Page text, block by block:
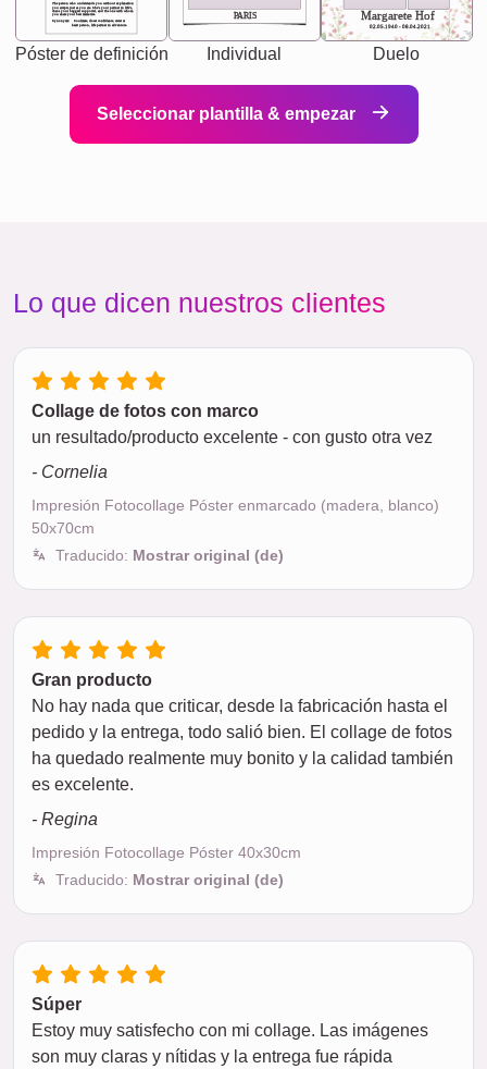
Synonyms: Soulmate, closet confidante, sister at
heart person, life partner in adventure.
The person who understands you without explanation
you accepts just as you are. She's your partner in life's,
chaos your biggest supporter, and the one with whom
you share your best memories.
Póster de definición
PARIS
Individual
Margarete Hof
02.05.1940 - 08.04.2021
Duelo
Seleccionar plantilla & empezar
Lo que dicen nuestros clientes
Collage de fotos con marco
un resultado/producto excelente - con gusto otra vez
- Cornelia
Impresión Fotocollage Póster enmarcado (madera, blanco)
50x70cm
Traducido: Mostrar original (de)
Gran producto
No hay nada que criticar, desde la fabricación hasta el
pedido y la entrega, todo salió bien. El collage de fotos
ha quedado realmente muy bonito y la calidad también
es excelente.
- Regina
Impresión Fotocollage Póster 40x30cm
Traducido: Mostrar original (de)
Súper
Estoy muy satisfecho con mi collage. Las imágenes
son muy claras y nítidas y la entrega fue rápida